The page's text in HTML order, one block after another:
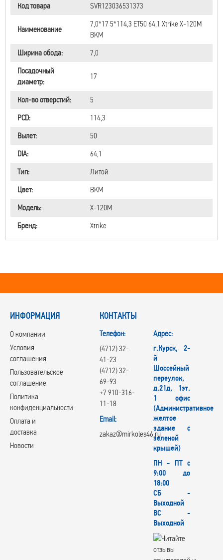
Код товара SVR123036531373
Наименование
7,0*17 5*114,3 ET50 64,1 Xtrike X-120М
BKM
Ширина обода:
7,0
Посадочный
диаметр:
17
Кол-во отверстий:
5
PCD:
114,3
Вылет:
50
DIA:
64,1
Тип:
Литой
Цвет:
BKM
Модель:
X-120М
Бренд:
Xtrike
ИНФОРМАЦИЯ
О компании
Условия
соглашения
Пользовательское
соглашение
Политика
конфиденциальности
Оплата и
доставка
Новости
КОНТАКТЫ
Телефон:
(4712) 32-
41-23
(4712) 32-
69-93
+7 910-316-
11-18
Email:
zakaz@mirkoles46.ru
Адрес:
г.Курск, 2-
й
Шоссейный
переулок,
д.21д, 1эт.
1 офис
(Административное
желтое
здание с
зеленой
крышей)
ПН - ПТ с
9:00 до
18:00
СБ -
Выходной
ВС -
Выходной